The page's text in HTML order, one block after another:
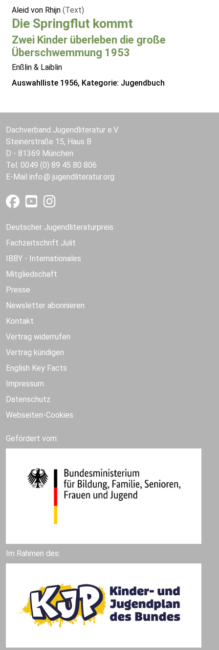
Aleid von Rhijn (Text)
Die Springflut kommt
Zwei Kinder überleben die große
Überschwemmung 1953
Enßlin & Laiblin
Auswahlliste 1956, Kategorie: Jugendbuch
Dachverband Jugendliteratur e.V.
Steinerstraße 15, Haus B
D - 81369 München
Tel. 0049 (0) 89 45 80 806
E-Mail info jugendliteratur.org
Deutscher Jugendliteraturpreis
Fachzeitschrift Julit
IBBY - Internationales
Mitgliedschaft
Presse
Newsletter abonnieren
Kontakt
Vertrag widerrufen
Vertrag kündigen
English Key Facts
Impressum
Datenschutz
Webseiten-Cookies
Gefördert vom:
Im Rahmen des: